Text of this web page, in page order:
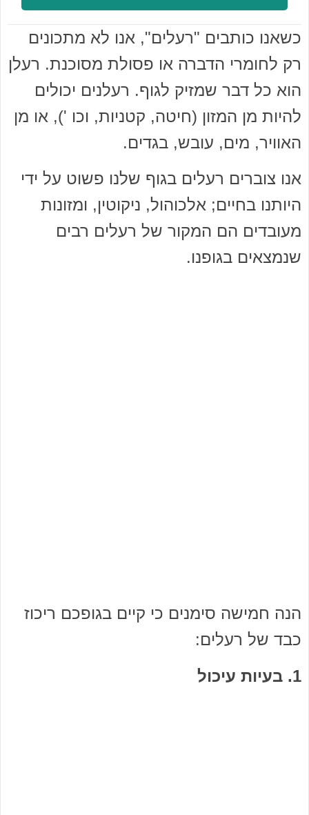
כשאנו כותבים "רעלים", אנו לא מתכונים
רק לחומרי הדברה או פסולת מסוכנת. רעלן
הוא כל דבר שמזיק לגוף. רעלנים יכולים
להיות מן המזון (חיטה, קטניות, וכו '), או מן
האוויר, מים, עובש, בגדים.
אנו צוברים רעלים בגוף שלנו פשוט על ידי
היותנו בחיים; אלכוהול, ניקוטין, ומזונות
מעובדים הם המקור של רעלים רבים
שנמצאים בגופנו.
הנה חמישה סימנים כי קיים בגופכם ריכוז
כבד של רעלים:
1. בעיות עיכול